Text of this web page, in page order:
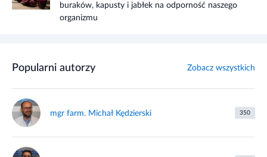
buraków, kapusty i jabłek na odporność naszego
organizmu
Popularni autorzy Zobacz wszystkich
mgr farm. Michał Kędzierski 350